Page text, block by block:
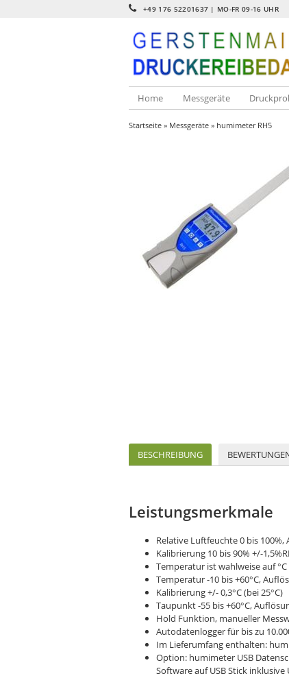
+49 176 52201637‬ | MO-FR 09-16 UHR
Home Messgeräte
Startseite » Messgeräte » humimeter RH5
BESCHREIBUNG
Leistungsmerkmale
Relative Luftfeuchte 0 bis 100%,
Kalibrierung 10 bis 90% +/-
Temperatur ist wahlweise auf
Temperatur -10 bis +60°C,
Kalibrierung +/- 0,3°C (bei 25°C)
Taupunkt -55 bis +60°C,
Hold Funktion, manueller
Autodatenlogger für bis zu
Im Lieferumfang enthalten:
Option: humimeter USB
Software auf USB Stick inklusive